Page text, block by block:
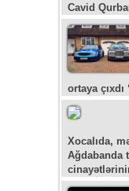
Cavid
ortaya çıxdı
Xocalıda,
Ağdabanda